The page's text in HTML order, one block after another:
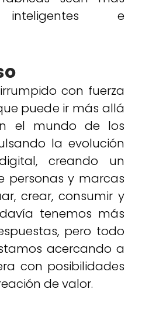
inteligentes e
con fuerza
puede ir más allá
el mundo de los
la evolución
creando un
personas y marcas
crear, consumir y
tenemos más
pero todo
acercando a
con posibilidades
de valor.